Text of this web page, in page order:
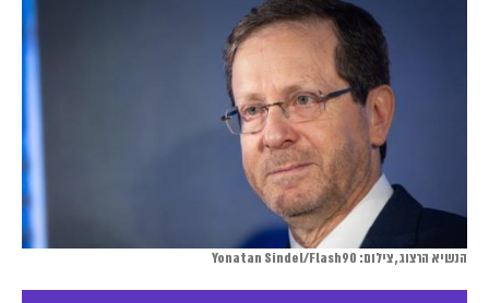
הנשיא הרצוג, צילום: Yonatan Sindel/Flash90